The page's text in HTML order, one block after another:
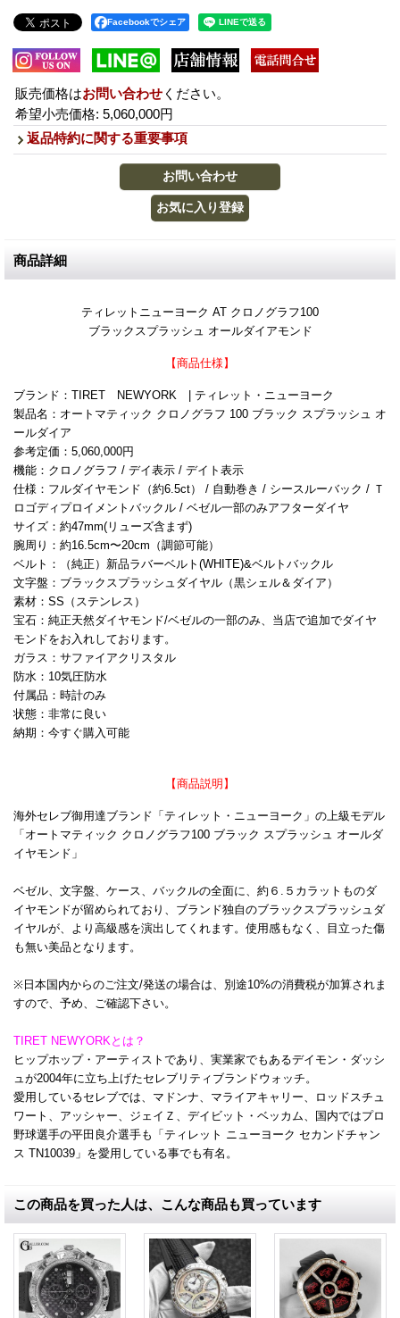
Facebookでシェア
販売価格はお問い合わせ ください。
希望小売価格: 5,060,000円
返品特約に関する重要事項
商品詳細
ティレットニューヨーク AT クロノグラフ100
ブラックスプラッシュ オールダイアモンド
【商品仕様】
ブランド：TIRET NEWYORK | ティレット・ニューヨーク
製品名：オートマティック クロノグラフ 100 ブラック スプラッシュ オ
ールダイア
参考定価：5,060,000円
機能：クロノグラフ / デイ表示 / デイト表示
仕様：フルダイヤモンド（約6.5ct） / 自動巻き / シースルーバック / Ｔ
ロゴディプロイメントバックル / ベゼル一部のみアフターダイヤ
サイズ：約47mm(リューズ含まず)
腕周り：約16.5cm〜20cm（調節可能）
ベルト：（純正）新品ラバーベルト(WHITE)&ベルトバックル
文字盤：ブラックスプラッシュダイヤル（黒シェル＆ダイア）
素材：SS（ステンレス）
宝石：純正天然ダイヤモンド/ベゼルの一部のみ、当店で追加でダイヤ
モンドをお入れしております。
ガラス：サファイアクリスタル
防水：10気圧防水
付属品：時計のみ
状態：非常に良い
納期：今すぐ購入可能
【商品説明】
海外セレブ御用達ブランド「ティレット・ニューヨーク」の上級モデル
「オートマティック クロノグラフ100 ブラック スプラッシュ オールダ
イヤモンド」
ベゼル、文字盤、ケース、バックルの全面に、約６.５カラットものダ
イヤモンドが留められており、ブランド独自のブラックスプラッシュダ
イヤルが、より高級感を演出してくれます。使用感もなく、目立った傷
も無い美品となります。
※日本国内からのご注文/発送の場合は、別途10%の消費税が加算されま
すので、予め、ご確認下さい。
TIRET NEWYORKとは？
ヒップホップ・アーティストであり、実業家でもあるデイモン・ダッシ
ュが2004年に立ち上げたセレブリティブランドウォッチ。
愛用しているセレブでは、マドンナ、マライアキャリー、ロッドスチュ
ワート、アッシャー、ジェイＺ、デイビット・ベッカム、国内ではプロ
野球選手の平田良介選手も「ティレット ニューヨーク セカンドチャン
ス TN10039」を愛用している事でも有名。
この商品を買った人は、こんな商品も買っています